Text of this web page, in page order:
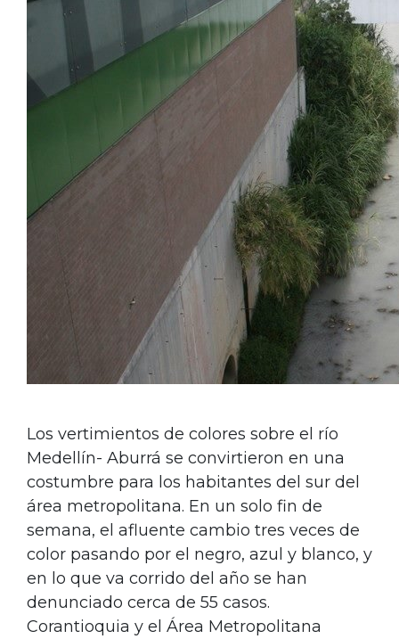
Los vertimientos de colores sobre el río
Medellín- Aburrá se convirtieron en una
costumbre para los habitantes del sur del
área metropolitana. En un solo fin de
semana, el afluente cambio tres veces de
color pasando por el negro, azul y blanco, y
en lo que va corrido del año se han
denunciado cerca de 55 casos.
Corantioquia y el Área Metropolitana